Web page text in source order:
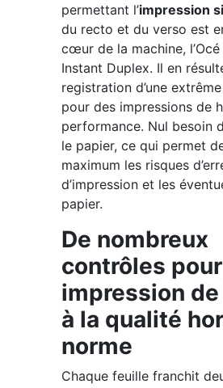
permettant l’impression
du recto et du verso est
cœur de la machine, l’Océ
Instant Duplex. Il en
registration d’une
pour des impressions de
performance. Nul besoin
le papier, ce qui permet
maximum les risques
d’impression et les
papier.
De nombreux
contrôles
impression
à la qualité
norme
Chaque feuille franchit